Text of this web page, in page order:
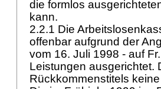
die formlos
kann.
2.2.1 Die
offenbar aufgrund der
vom 16. Juli 1998 - auf
Leistungen ausgerichtet.
Rückkommenstitels